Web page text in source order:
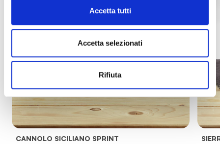
Accetta tutti
Accetta selezionati
Rifiuta
CANNOLO SICILIANO SPRINT